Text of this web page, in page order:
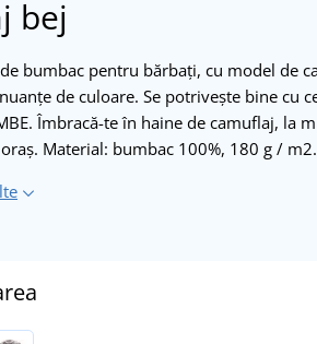
bej
bumbac pentru bărbați, cu model de
de culoare. Se potrivește bine cu
Îmbracă-te în haine de camuflaj, la
Material: bumbac 100%, 180 g /